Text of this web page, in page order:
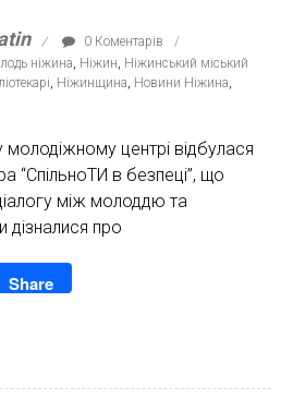
0 Коментарів
ніжина Ніжин Ніжинський міський
Ніжинщина Новини Ніжина
центрі відбулася
“СпільноТИ в безпеці”, що
між молоддю та
дізналися про
Share